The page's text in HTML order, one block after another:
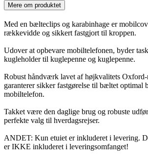
Mere om produktet
Med en bælteclips og karabinhage er
rækkevidde og sikkert fastgjort til kroppen.
Udover at opbevare mobiltelefonen, byder
kugleholder til kuglepenne og kuglepenne.
Robust håndværk lavet af højkvalitets Oxford-
garanterer sikker fastgørelse til bæltet optimal
mobiltelefon.
Takket være den daglige brug og robuste
perfekte valg til hverdagsrejser.
ANDET: Kun etuiet er inkluderet i levering.
er IKKE inkluderet i leveringsomfanget!